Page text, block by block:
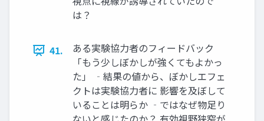
は？
41.
ある実験協力者のフィードバック
「もう少しぼかしが強くてもよかっ
た」 ‐結果の値から、ぼかしエフェ
クトは実験協力者に 影響を及ぼして
いることは明らか ‐ではなぜ物足り